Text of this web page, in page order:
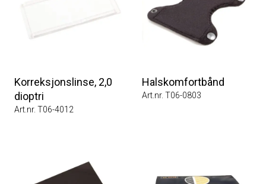
Korreksjonslinse, 2,0
dioptri
Art.nr. T06-4012
Halskomfortbånd
Art.nr. T06-0803